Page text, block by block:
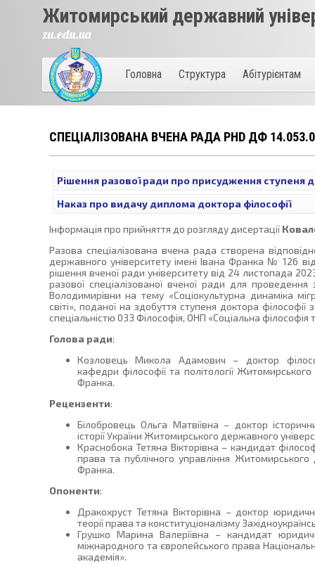
Житомирський державний
zu.edu.ua
Головна Структура Абітурієнтам
СПЕЦІАЛІЗОВАНА ВЧЕНА РАДА PHD ДФ
Рішення разової ради про присудження ступеня
Наказ про видачу диплома доктора філософії
Інформація про прийняття до розгляду дисертації
Разова спеціалізована вчена рада створена
державного університету імені Івана Франка № 126
рішення вченої ради університету від 24 листопада
разової спеціалізованої вченої ради для
Володимирівни на тему «Соціокультурна динаміка
світі», поданої на здобуття ступеня доктора філософії
спеціальністю 033 Філософія, ОНП «Соціальна філософія
Голова ради:
Козловець Микола Адамович – доктор
кафедри філософії та політології
Франка.
Рецензенти:
Білобровець Ольга Матвіївна – доктор
історії України Житомирського державного
Краснобока Тетяна Вікторівна – кандидат
права та публічного управління Житомирського
Франка.
Опоненти:
Дракохруст Тетяна Вікторівна – доктор
теорії права та конституціоналізму
Грушко Марина Валеріївна – кандидат
міжнародного та європейського права
академія».